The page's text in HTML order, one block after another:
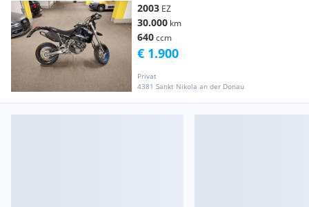
2003 EZ
30.000 km
640ccm
Privat
4381 Sankt Nikola an der Donau
€ 1.900